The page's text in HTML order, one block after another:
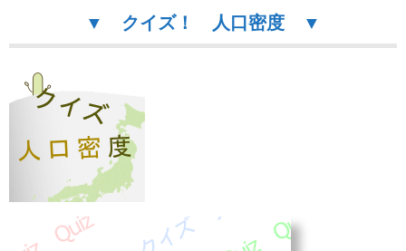
▼ クイズ！ 人口密度 ▼